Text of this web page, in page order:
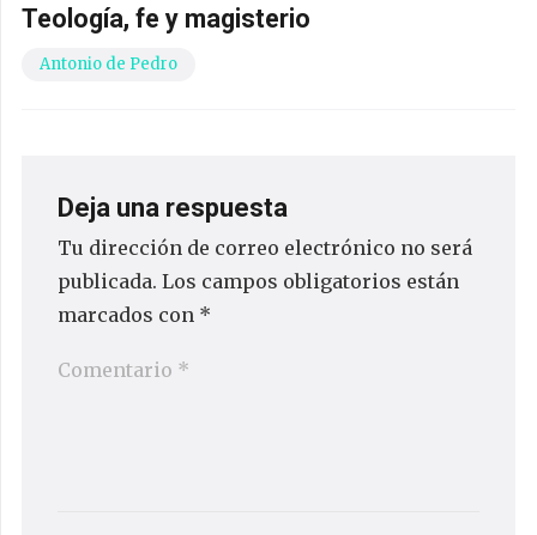
Teología, fe y magisterio
Antonio de Pedro
Deja una respuesta
Tu dirección de correo electrónico no será
publicada. Los campos obligatorios están
marcados con *